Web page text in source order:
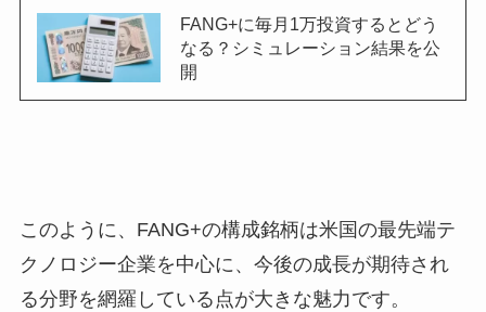
FANG+に毎月1万投資するとどう
なる？シミュレーション結果を公
開
このように、FANG+の構成銘柄は米国の最先端テ
クノロジー企業を中心に、今後の成長が期待され
る分野を網羅している点が大きな魅力です。